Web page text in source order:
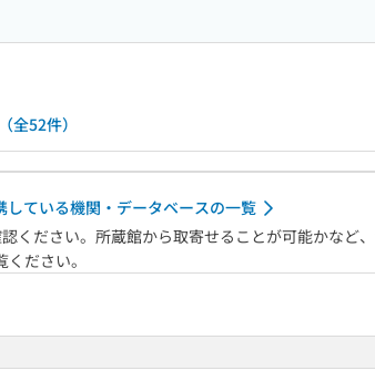
全52件）
している機関・データベースの一覧
ください。所蔵館から取寄せることが可能かなど
ください。